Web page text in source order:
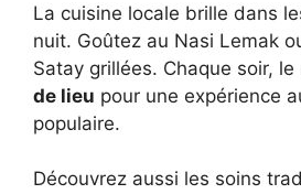
La cuisine locale brille dans
nuit. Goûtez au Nasi Lemak
Satay grillées. Chaque soir, le
de lieu pour une expérience
populaire.
Découvrez aussi les soins